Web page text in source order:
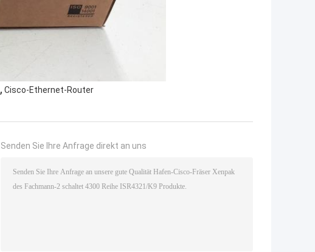
, Cisco-Ethernet-Router
Senden Sie Ihre Anfrage direkt an uns